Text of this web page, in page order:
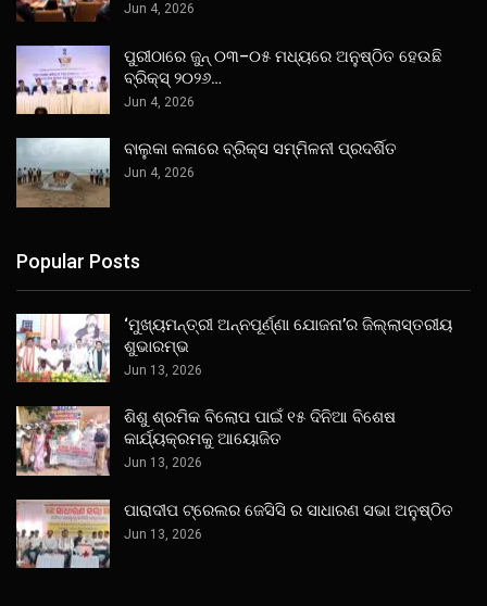
Jun 4, 2026
ପୁରୀଠାରେ ଜୁନ୍ ୦୩–୦୫ ମଧ୍ୟରେ ଅନୁଷ୍ଠିତ ହେଉଛି
ବ୍ରିକ୍ସ୍ ୨୦୨୬…
Jun 4, 2026
ବାଲୁକା କଳାରେ ବ୍ରିକ୍ସ ସମ୍ମିଳନୀ ପ୍ରଦର୍ଶିତ
Jun 4, 2026
Popular Posts
‘ମୁଖ୍ୟମନ୍ତ୍ରୀ ଅନ୍ନପୂର୍ଣ୍ଣା ଯୋଜନା’ର ଜିଲ୍ଲାସ୍ତରୀୟ
ଶୁଭାରମ୍ଭ
Jun 13, 2026
ଶିଶୁ ଶ୍ରମିକ ବିଲୋପ ପାଇଁ ୧୫ ଦିନିଆ ବିଶେଷ
କାର୍ଯ୍ୟକ୍ରମକୁ ଆୟୋଜିତ
Jun 13, 2026
ପାରାଦୀପ ଟ୍ରେଲର ଜେସିସି ର ସାଧାରଣ ସଭା ଅନୁଷ୍ଠିତ
Jun 13, 2026